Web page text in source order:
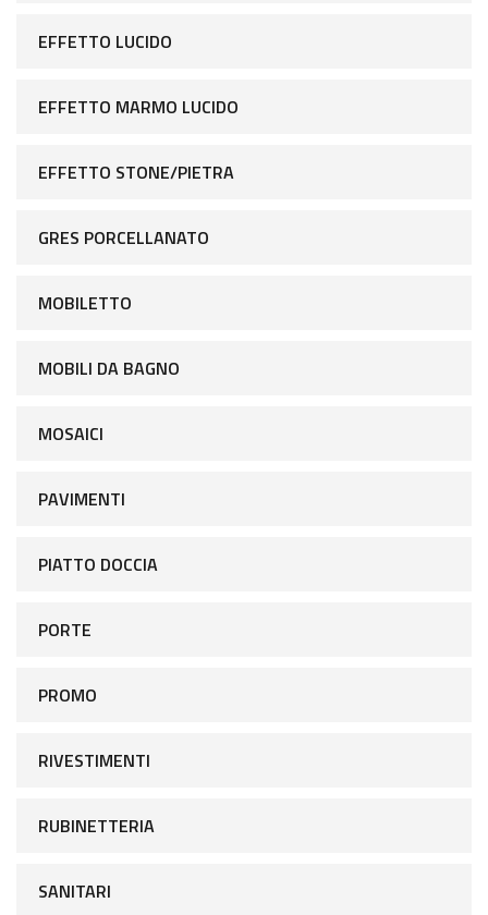
EFFETTO LUCIDO
EFFETTO MARMO LUCIDO
EFFETTO STONE/PIETRA
GRES PORCELLANATO
MOBILETTO
MOBILI DA BAGNO
MOSAICI
PAVIMENTI
PIATTO DOCCIA
PORTE
PROMO
RIVESTIMENTI
RUBINETTERIA
SANITARI